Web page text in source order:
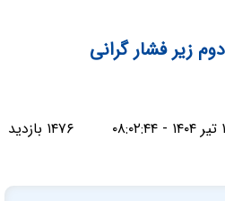
زير فشار گرانی
۱۴۷۶ بازدید